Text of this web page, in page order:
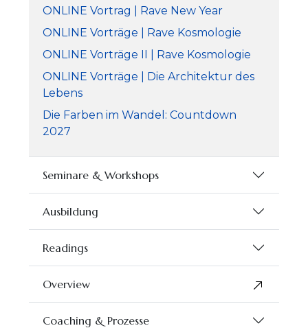
ONLINE Vortrag | Rave New Year
ONLINE Vorträge | Rave Kosmologie
ONLINE Vorträge II | Rave Kosmologie
ONLINE Vorträge | Die Architektur des
Lebens
Die Farben im Wandel: Countdown
2027
Seminare & Workshops
Ausbildung
Readings
Overview
Coaching & Prozesse